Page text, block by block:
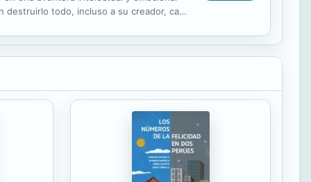
destruirlo todo, incluso a su creador, casi